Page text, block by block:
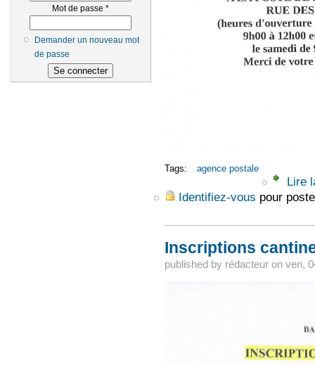
Mot de passe*
Demander un nouveau mot
de passe
Tags: agence postale
Lire
Identifiez-vous pour
Inscriptions
published by rédacteuron ven,